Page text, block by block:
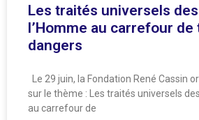
Les traités universels
l’Homme au carrefour de
dangers
Le 29 juin, la Fondation René Cassin
sur le thème : Les traités universels
au carrefour de